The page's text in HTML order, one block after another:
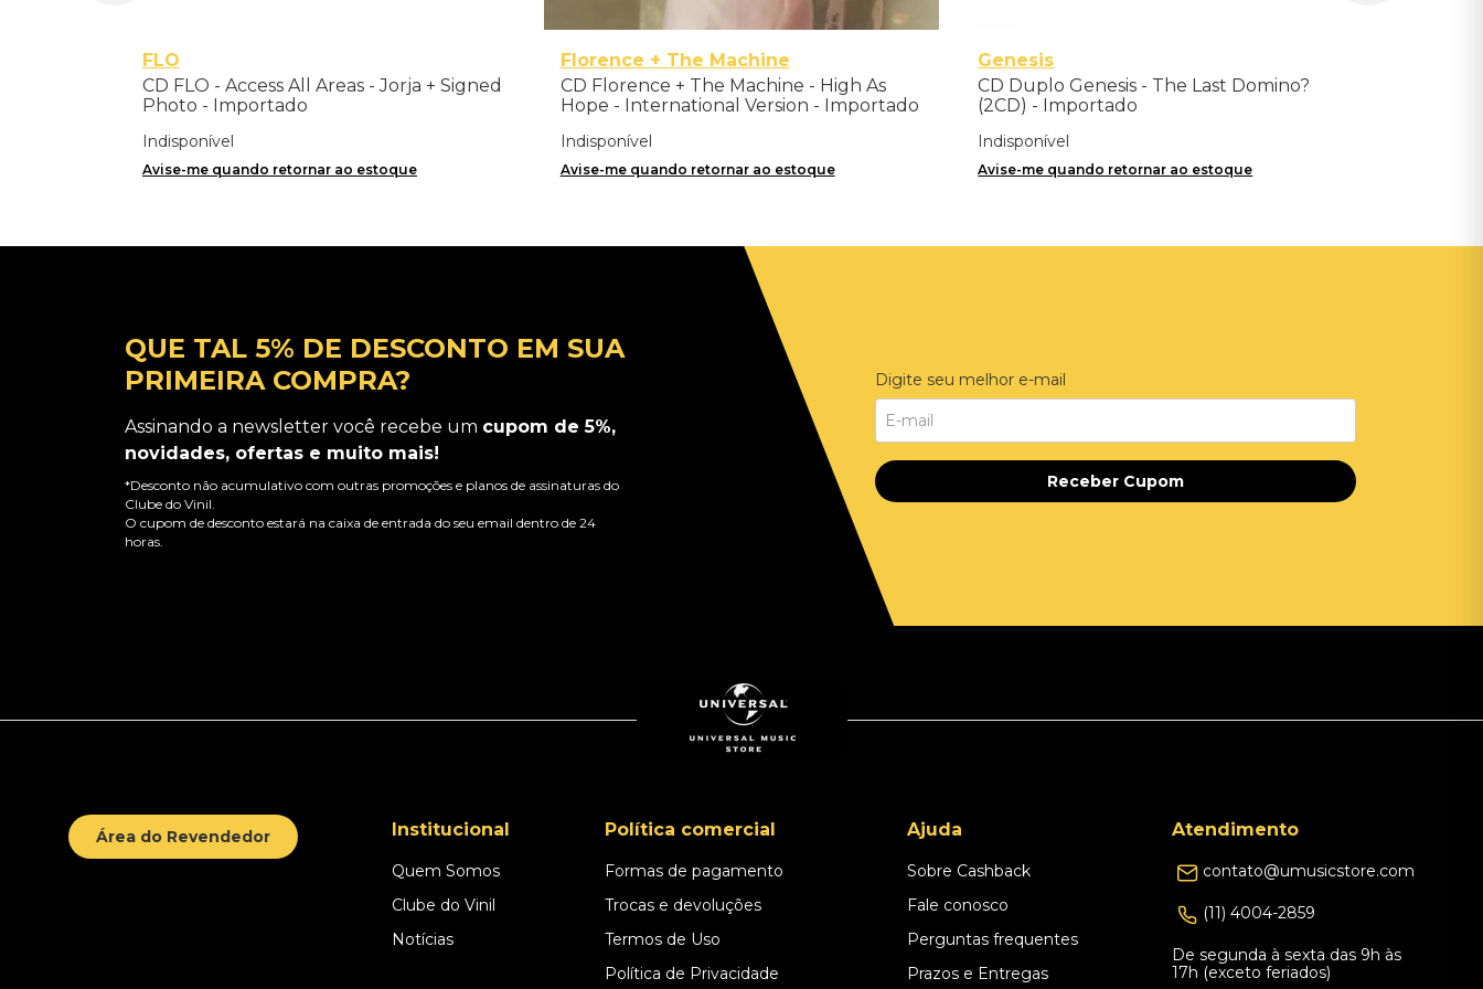
FLO
CD FLO - Access All Areas - Jorja + Signed
Photo - Importado
Indisponível
Avise-me quando retornar ao estoque
Florence + The Machine
CD Florence + The Machine - High As
Hope - International Version - Importado
Indisponível
Avise-me quando retornar ao estoque
Genesis
CD Duplo Genesis - The Last Domino?
(2CD) - Importado
Indisponível
Avise-me quando retornar ao estoque
QUE TAL 5% DE DESCONTO EM SUA
PRIMEIRA COMPRA?
Assinando a newsletter você recebe um cupom de 5%,
novidades, ofertas e muito mais!
*Desconto não acumulativo com outras promoções e planos de assinaturas do
Clube do Vinil.
O cupom de desconto estará na caixa de entrada do seu email dentro de 24
horas.
Digite seu melhor e-mail
Receber Cupom
Área do Revendedor Institucional
Quem Somos
Clube do Vinil
Notícias
Política comercial
Formas de pagamento
Trocas e devoluções
Termos de Uso
Política de Privacidade
Ajuda
Sobre Cashback
Fale conosco
Perguntas frequentes
Prazos e Entregas
Atendimento
contato@umusicstore.com
(11) 4004-2859
De segunda à sexta das 9h às
17h (exceto feriados)